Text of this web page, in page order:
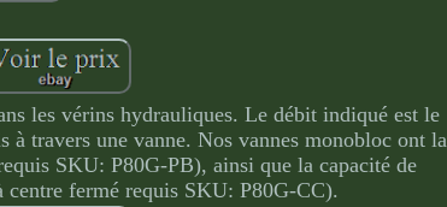
les vérins hydrauliques. Le débit indiqué est le
travers une vanne. Nos vannes monobloc ont la
SKU: P80G-PB), ainsi que la capacité de
fermé requis SKU: P80G-CC).